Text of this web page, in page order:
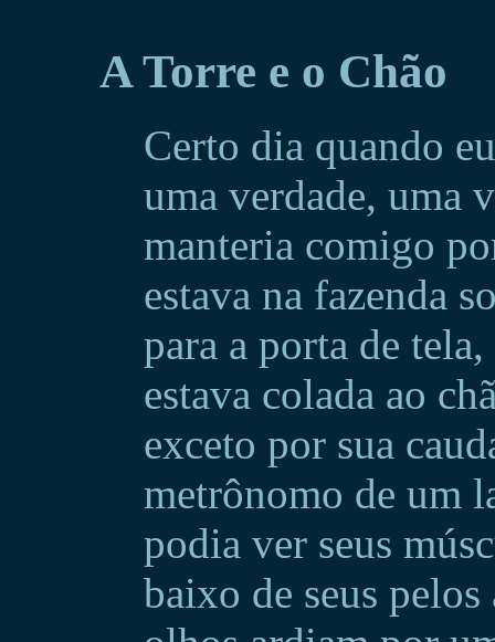
A Torre e o Chão
Certo dia quando
uma verdade, uma
manteria comigo
estava na fazenda
para a porta de
estava colada ao
exceto por sua
metrônomo de um
podia ver seus
baixo de seus